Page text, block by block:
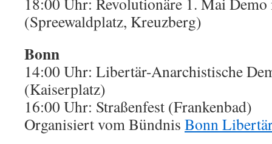
(Spreewaldplatz, Kreuzberg)
Bonn
14:00 Uhr: Libertär-Anarchistische
(Kaiserplatz)
16:00 Uhr: Straßenfest (Frankenbad)
Organisiert vom Bündnis Bonn